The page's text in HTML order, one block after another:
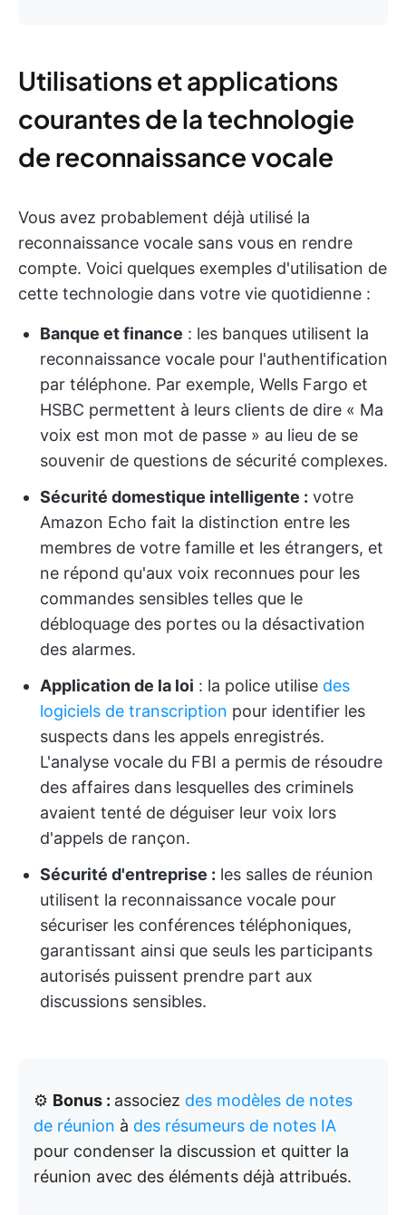
Utilisations et applications
courantes de la technologie
de reconnaissance vocale
Vous avez probablement déjà utilisé la
reconnaissance vocale sans vous en rendre
compte. Voici quelques exemples d'utilisation de
cette technologie dans votre vie quotidienne :
Banque et finance : les banques utilisent la
reconnaissance vocale pour l'authentification
par téléphone. Par exemple, Wells Fargo et
HSBC permettent à leurs clients de dire « Ma
voix est mon mot de passe » au lieu de se
souvenir de questions de sécurité complexes.
Sécurité domestique intelligente : votre
Amazon Echo fait la distinction entre les
membres de votre famille et les étrangers, et
ne répond qu'aux voix reconnues pour les
commandes sensibles telles que le
débloquage des portes ou la désactivation
des alarmes.
Application de la loi : la police utilise des
logiciels de transcription pour identifier les
suspects dans les appels enregistrés.
L'analyse vocale du FBI a permis de résoudre
des affaires dans lesquelles des criminels
avaient tenté de déguiser leur voix lors
d'appels de rançon.
Sécurité d'entreprise : les salles de réunion
utilisent la reconnaissance vocale pour
sécuriser les conférences téléphoniques,
garantissant ainsi que seuls les participants
autorisés puissent prendre part aux
discussions sensibles.
⚙️ Bonus : associez des modèles de notes
de réunion à des résumeurs de notes IA
pour condenser la discussion et quitter la
réunion avec des éléments déjà attribués.